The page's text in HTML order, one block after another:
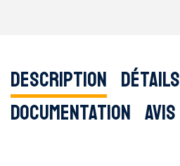
Description Détails
Documentation Avis